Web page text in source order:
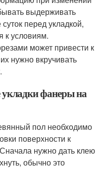
выдерживать
перед укладкой,
к условиям.
может привести к
нужно вкручивать
укладки фанеры на
пол необходимо
поверхности к
нужно дать клею
обычно это